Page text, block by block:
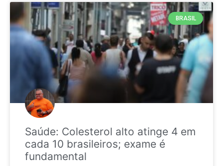
BRASIL
Saúde: Colesterol alto atinge 4 em
cada 10 brasileiros; exame é
fundamental